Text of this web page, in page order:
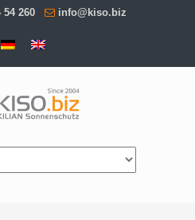
54 260 info@kiso.biz